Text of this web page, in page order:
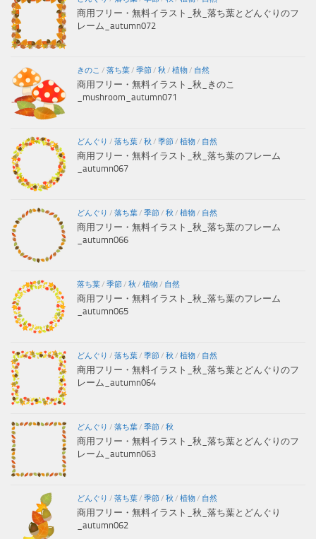
商用フリー・無料イラスト_秋_落ち葉とどんぐりのフ
レーム_autumn072
きのこ / 落ち葉/ 季節/ 秋 / 植物/ 自然
商用フリー・無料イラスト_秋_きのこ
_mushroom_autumn071
どんぐり / 落ち葉/ 秋 / 季節/ 植物/ 自然
商用フリー・無料イラスト_秋_落ち葉のフレーム
_autumn067
どんぐり / 落ち葉/ 季節/ 秋 / 植物/ 自然
商用フリー・無料イラスト_秋_落ち葉のフレーム
_autumn066
落ち葉/ 季節/ 秋 / 植物/ 自然
商用フリー・無料イラスト_秋_落ち葉のフレーム
_autumn065
どんぐり / 落ち葉/ 季節/ 秋 / 植物/ 自然
商用フリー・無料イラスト_秋_落ち葉とどんぐりのフ
レーム_autumn064
どんぐり / 落ち葉/ 季節/ 秋
商用フリー・無料イラスト_秋_落ち葉とどんぐりのフ
レーム_autumn063
どんぐり / 落ち葉/ 季節/ 秋 / 植物/ 自然
商用フリー・無料イラスト_秋_落ち葉とどんぐり
_autumn062